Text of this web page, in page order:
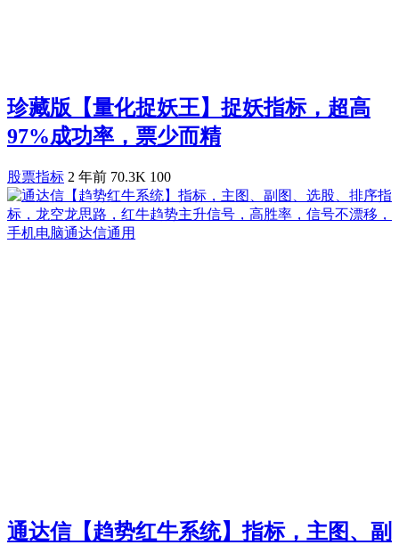
珍藏版【量化捉妖王】捉妖指标，超高
97%成功率，票少而精
股票指标 2 年前 70.3K 100
通达信【趋势红牛系统】指标，主图、副